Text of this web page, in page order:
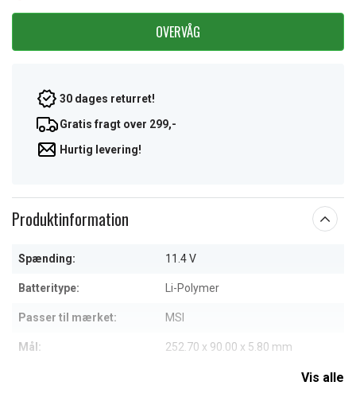
OVERVÅG
30 dages returret!
Gratis fragt over 299,-
Hurtig levering!
Produktinformation
Spænding: 11.4 V
Batteritype: Li-Polymer
Passer til mærket: MSI
Mål: 252.70 x 90.00 x 5.80 mm
Vis alle